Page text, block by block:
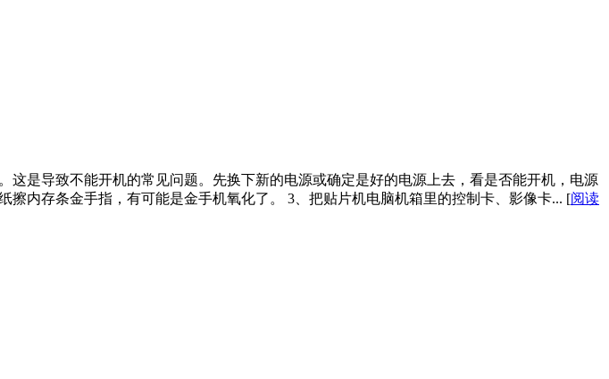
是导致不能开机的常见问题。先换下新的电源或确定是好的电源上去，看是否能开机，电源
内存条金手指，有可能是金手机氧化了。 3、把贴片机电脑机箱里的控制卡、影像卡... [阅读